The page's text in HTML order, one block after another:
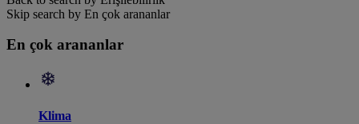
Skip search by En çok arananlar
En çok arananlar
Klima